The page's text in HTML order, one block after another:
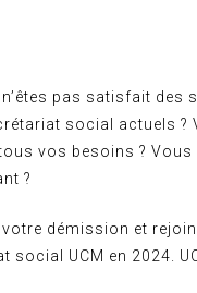
pas satisfait des
social actuels
vos besoins ?
?
démission et
UCM en 2024.